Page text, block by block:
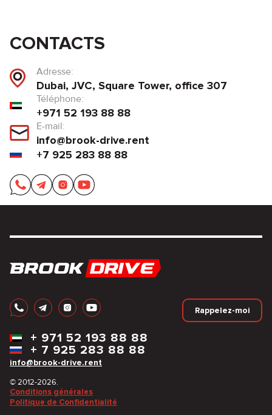
CONTACTS
Adresse:
Dubai, JVC, Square Tower, office 307
Téléphone:
+971 52 193 88 88
E-mail:
info@brook-drive.rent
+7 925 283 88 88
Rappelez-moi
info@brook-drive.rent
+ 7 925 283 88 88
+ 971 52 193 88 88
© 2012-2026.
Conditions générales
Politique de Confidentialité